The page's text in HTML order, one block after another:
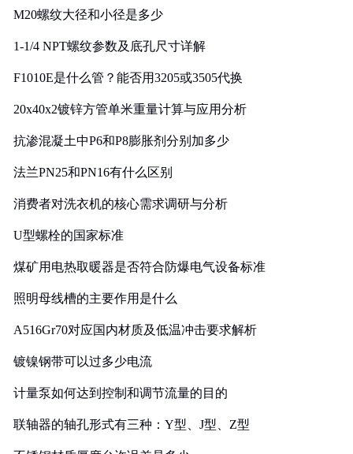
M20螺纹大径和小径是多少
1-1/4 NPT螺纹参数及底孔尺寸详解
F1010E是什么管？能否用3205或3505代换
20x40x2镀锌方管单米重量计算与应用分析
抗渗混凝土中P6和P8膨胀剂分别加多少
法兰PN25和PN16有什么区别
消费者对洗衣机的核心需求调研与分析
U型螺栓的国家标准
煤矿用电热取暖器是否符合防爆电气设备标准
照明母线槽的主要作用是什么
A516Gr70对应国内材质及低温冲击要求解析
镀镍钢带可以过多少电流
计量泵如何达到控制和调节流量的目的
联轴器的轴孔形式有三种：Y型、J型、Z型